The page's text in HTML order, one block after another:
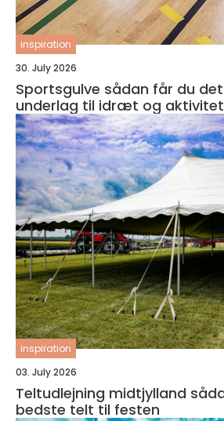
inspiration
30. July 2026
Sportsgulve sådan får du det bedste
underlag til idræt og aktivitet
inspiration
03. July 2026
Teltudlejning midtjylland sådan får du det
bedste telt til festen